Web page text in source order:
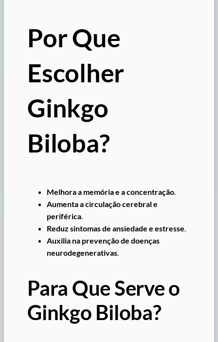
Por Que
Escolher
Ginkgo
Biloba?
Melhora a memória e a concentração
Aumenta a circulação cerebral e
periférica
Reduz sintomas de ansiedade e estresse
Auxilia na prevenção de doenças
neurodegenerativas
Para Que Serve o
Ginkgo Biloba?